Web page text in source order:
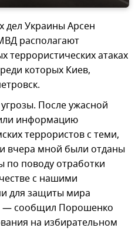
дел Украины Арсен
располагают
атаках
которых Киев,
После ужасной
информацию
террористов с теми,
вчера мной были отданы
по поводу отработки
с нашими
для защиты мира
— сообщил Порошенко
на избирательном